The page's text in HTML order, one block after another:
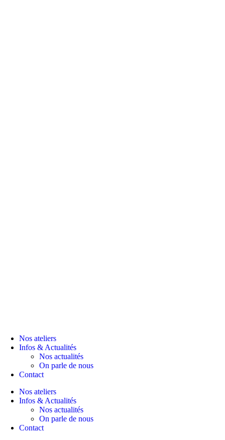
Nos ateliers
Infos & Actualités
Nos actualités
On parle de nous
Contact
Nos ateliers
Infos & Actualités
Nos actualités
On parle de nous
Contact